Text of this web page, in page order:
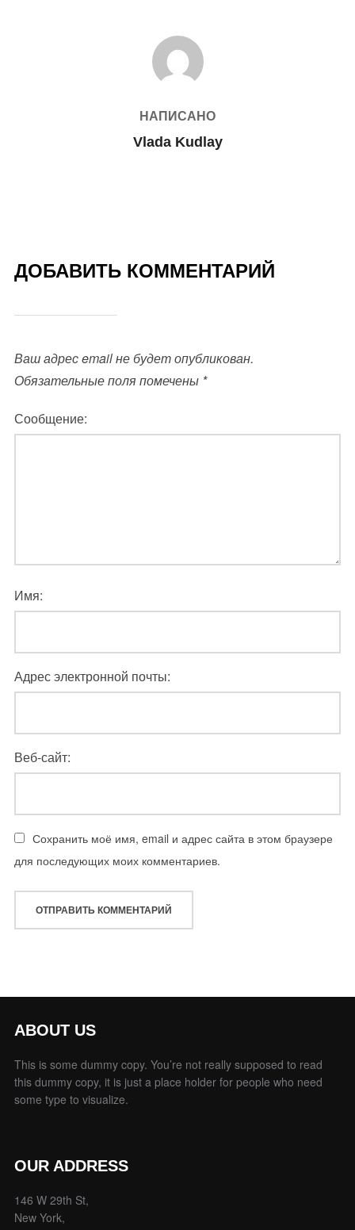
АВТОР ЗАПИСИ
НАПИСАНО
Vlada Kudlay
ДОБАВИТЬ КОММЕНТАРИЙ
Ваш адрес email не будет опубликован.
Обязательные поля помечены *
Сообщение:
Имя:
Адрес электронной почты:
Веб-сайт:
Сохранить моё имя, email и адрес сайта в этом браузере
для последующих моих комментариев.
ABOUT US
This is some dummy copy. You’re not really supposed to read
this dummy copy, it is just a place holder for people who need
some type to visualize.
OUR ADDRESS
146 W 29th St,
New York,